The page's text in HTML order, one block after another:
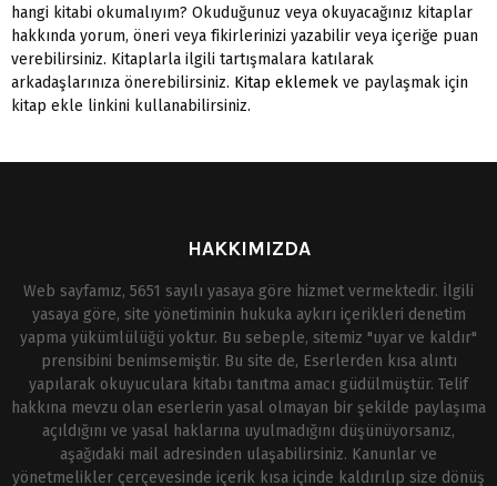
hangi kitabi okumalıyım? Okuduğunuz veya okuyacağınız kitaplar
hakkında yorum, öneri veya fikirlerinizi yazabilir veya içeriğe puan
verebilirsiniz. Kitaplarla ilgili tartışmalara katılarak
arkadaşlarınıza önerebilirsiniz. Kitap eklemek ve paylaşmak için
kitap ekle linkini kullanabilirsiniz.
HAKKIMIZDA
Web sayfamız, 5651 sayılı yasaya göre hizmet vermektedir. İlgili
yasaya göre, site yönetiminin hukuka aykırı içerikleri denetim
yapma yükümlülüğü yoktur. Bu sebeple, sitemiz "uyar ve kaldır"
prensibini benimsemiştir. Bu site de, Eserlerden kısa alıntı
yapılarak okuyuculara kitabı tanıtma amacı güdülmüştür. Telif
hakkına mevzu olan eserlerin yasal olmayan bir şekilde paylaşıma
açıldığını ve yasal haklarına uyulmadığını düşünüyorsanız,
aşağıdaki mail adresinden ulaşabilirsiniz. Kanunlar ve
yönetmelikler çerçevesinde içerik kısa içinde kaldırılıp size dönüş